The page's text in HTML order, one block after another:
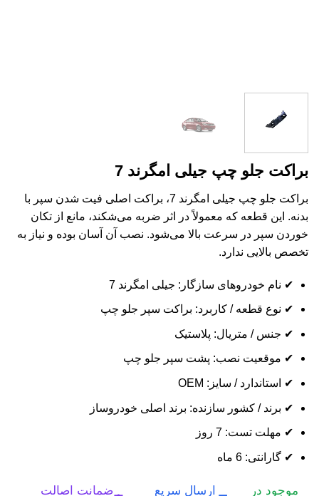
براکت جلو چپ جیلی امگرند 7
براکت جلو چپ جیلی امگرند 7، براکت اصلی فیت شدن سپر با
بدنه. این قطعه که معمولاً در اثر ضربه می‌شکند، مانع از تکان
خوردن سپر در سرعت بالا می‌شود. نصب آن آسان بوده و نیاز به
تخصص بالایی ندارد.
✔ نام خودروهای سازگار: جیلی امگرند 7
✔ نوع قطعه / کاربرد: براکت سپر جلو چپ
✔ جنس / متریال: پلاستیک
✔ موقعیت نصب: پشت سپر جلو چپ
✔ استاندارد / سایز: OEM
✔ برند / کشور سازنده: برند اصلی خودروساز
✔ مهلت تست: 7 روز
✔ گارانتی: 6 ماه
موجود در
ارسال سریع
ضمانت اصالت